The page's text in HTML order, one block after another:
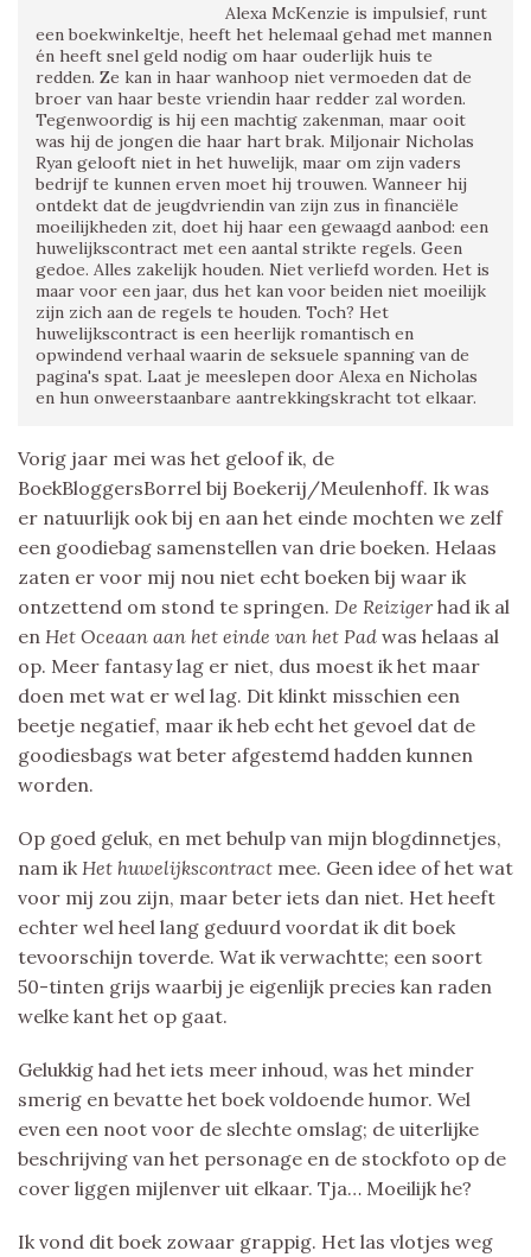
Alexa McKenzie is impulsief, runt
een boekwinkeltje, heeft het helemaal gehad met mannen
én heeft snel geld nodig om haar ouderlijk huis te
redden. Ze kan in haar wanhoop niet vermoeden dat de
broer van haar beste vriendin haar redder zal worden.
Tegenwoordig is hij een machtig zakenman, maar ooit
was hij de jongen die haar hart brak. Miljonair Nicholas
Ryan gelooft niet in het huwelijk, maar om zijn vaders
bedrijf te kunnen erven moet hij trouwen. Wanneer hij
ontdekt dat de jeugdvriendin van zijn zus in financiële
moeilijkheden zit, doet hij haar een gewaagd aanbod: een
huwelijkscontract met een aantal strikte regels. Geen
gedoe. Alles zakelijk houden. Niet verliefd worden. Het is
maar voor een jaar, dus het kan voor beiden niet moeilijk
zijn zich aan de regels te houden. Toch? Het
huwelijkscontract is een heerlijk romantisch en
opwindend verhaal waarin de seksuele spanning van de
pagina's spat. Laat je meeslepen door Alexa en Nicholas
en hun onweerstaanbare aantrekkingskracht tot elkaar.
Vorig jaar mei was het geloof ik, de
BoekBloggersBorrel bij Boekerij/Meulenhoff. Ik was
er natuurlijk ook bij en aan het einde mochten we zelf
een goodiebag samenstellen van drie boeken. Helaas
zaten er voor mij nou niet echt boeken bij waar ik
ontzettend om stond te springen. De Reizigerhad ik al
en Het Oceaan aan het einde van het Pad was helaas al
op. Meer fantasy lag er niet, dus moest ik het maar
doen met wat er wel lag. Dit klinkt misschien een
beetje negatief, maar ik heb echt het gevoel dat de
goodiesbags wat beter afgestemd hadden kunnen
worden.
Op goed geluk, en met behulp van mijn blogdinnetjes,
nam ik Het huwelijkscontract mee. Geen idee of het wat
voor mij zou zijn, maar beter iets dan niet. Het heeft
echter wel heel lang geduurd voordat ik dit boek
tevoorschijn toverde. Wat ik verwachtte; een soort
50-tinten grijs waarbij je eigenlijk precies kan raden
welke kant het op gaat.
Gelukkig had het iets meer inhoud, was het minder
smerig en bevatte het boek voldoende humor. Wel
even een noot voor de slechte omslag; de uiterlijke
beschrijving van het personage en de stockfoto op de
cover liggen mijlenver uit elkaar. Tja… Moeilijk he?
Ik vond dit boek zowaar grappig. Het las vlotjes weg